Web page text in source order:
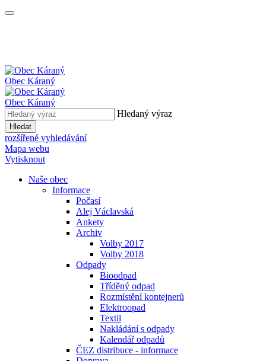
Obec Káraný
Obec Káraný
Hledaný výraz
Hledat
rozšířené vyhledávání
Mapa webu
Vytisknout
Naše obec
Informace
Počasí
Alej Václavská
Ankety
Archiv
Volby 2017
Volby 2018
Odpady
Bioodpad
Tříděný odpad
Rozmístění kontejnerů
Elektroopad
Textil
Nakládání s odpady
Kalendář odpadů
ČEZ distribuce - informace